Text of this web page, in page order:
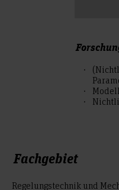
Fachgebiet
Regelungstechnik und